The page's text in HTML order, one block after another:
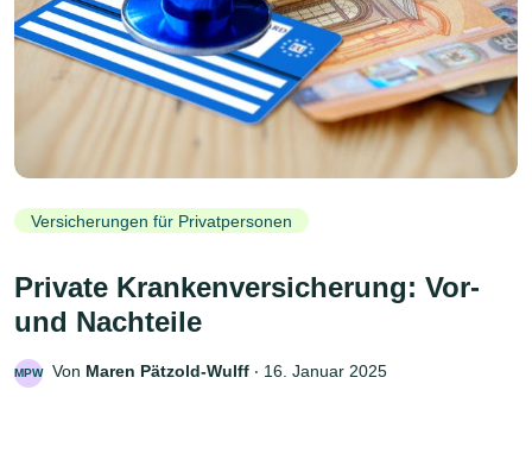
Versicherungen für Privatpersonen
Private Krankenversicherung: Vor-
und Nachteile
MPW Von Maren Pätzold-Wulff ‧ 16. Januar 2025